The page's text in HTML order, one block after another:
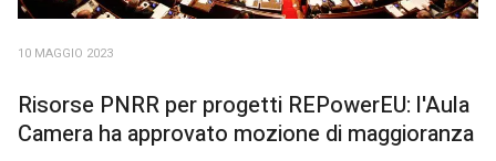
10 MAGGIO 2023
Risorse PNRR per progetti REPowerEU: l'Aula
Camera ha approvato mozione di maggioranza